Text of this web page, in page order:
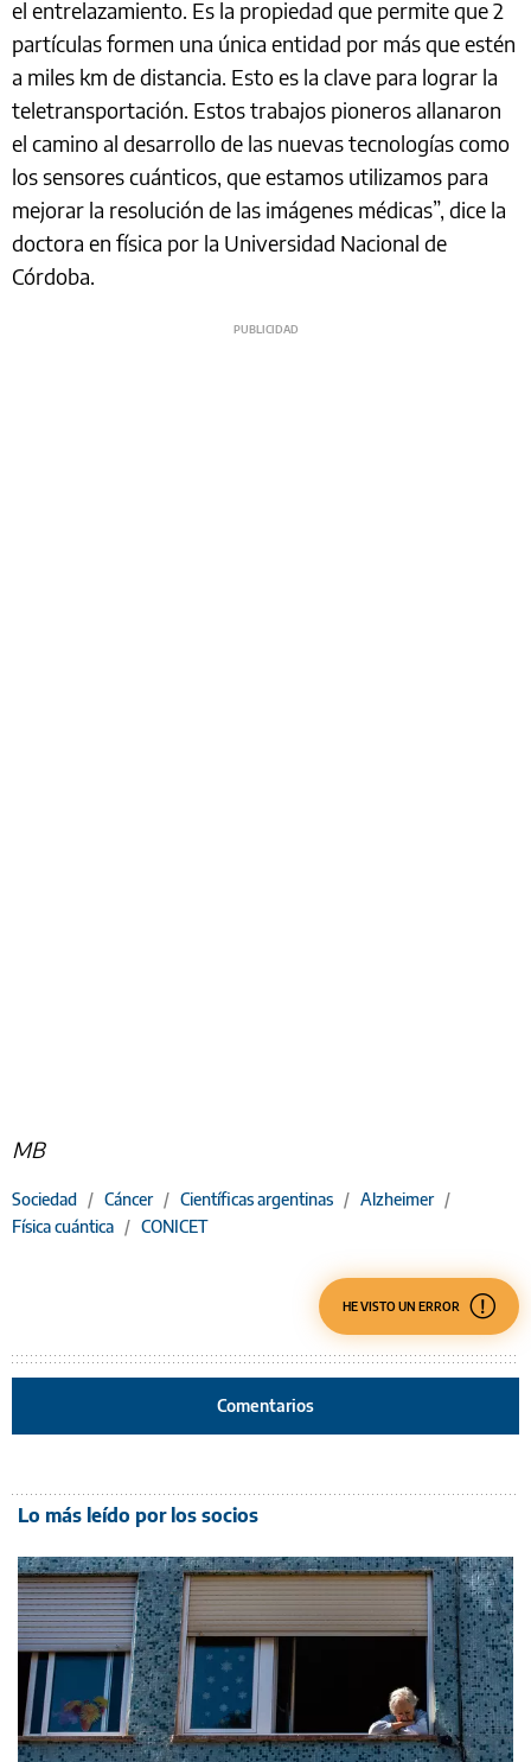
el entrelazamiento. Es la propiedad que permite que 2
partículas formen una única entidad por más que estén
a miles km de distancia. Esto es la clave para lograr la
teletransportación. Estos trabajos pioneros allanaron
el camino al desarrollo de las nuevas tecnologías como
los sensores cuánticos, que estamos utilizamos para
mejorar la resolución de las imágenes médicas”, dice la
doctora en física por la Universidad Nacional de
Córdoba.
MB
Sociedad / Cáncer / Científicas argentinas / Alzheimer /
Física cuántica / CONICET
HE VISTO UN ERROR
Comentarios
Lo más leído por los socios